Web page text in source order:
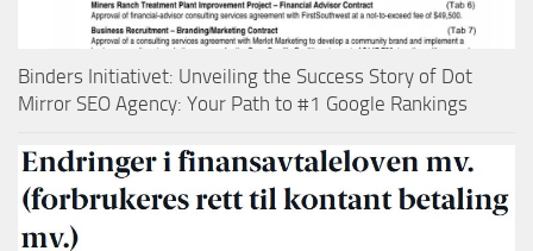
Binders Initiativet: Unveiling the Success Story of Dot
Mirror SEO Agency: Your Path to #1 Google Rankings